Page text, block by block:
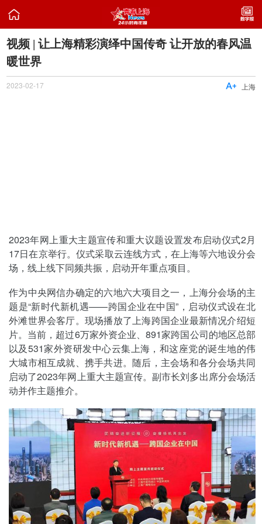

视频 | 让上海精彩演绎中国传奇 让开放的春风温
暖世界
2023-02-17 上海

2023年网上重大主题宣传和重大议题设置发布启动仪式2月
17日在京举行。仪式采取云连线方式，在上海等六地设分会
场，线上线下同频共振，启动开年重点项目。
作为中央网信办确定的六地六大项目之一，上海分会场的主
题是“新时代新机遇——跨国企业在中国”，启动仪式设在北
外滩世界会客厅。现场播放了上海跨国企业最新情况介绍短
片。当前，超过6万家外资企业、891家跨国公司的地区总部
以及531家外资研发中心云集上海，和这座党的诞生地的伟
大城市相互成就、携手共进。随后，主会场和各分会场共同
启动了2023年网上重大主题宣传。副市长刘多出席分会场活
动并作主题推介。